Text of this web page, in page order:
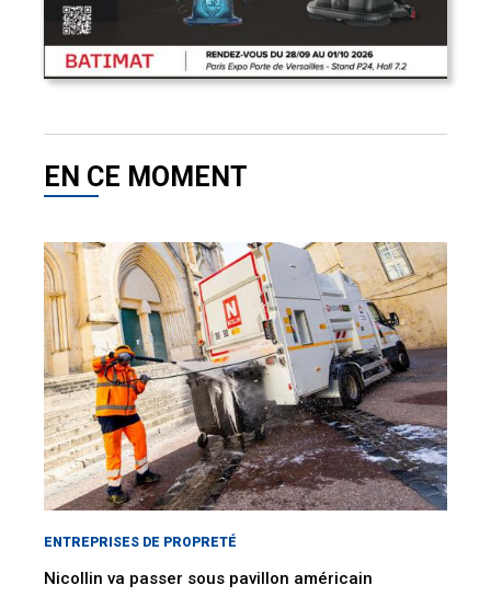
EN CE MOMENT
ENTREPRISES DE PROPRETÉ
Nicollin va passer sous pavillon américain